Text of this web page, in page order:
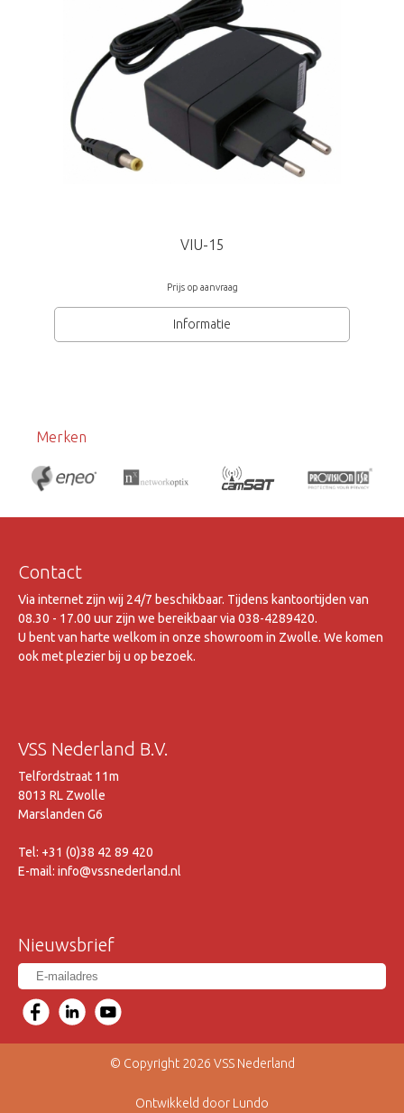
VIU-15
Prijs op aanvraag
Informatie
Merken
Contact
Via internet zijn wij 24/7 beschikbaar. Tijdens kantoortijden van
08.30 - 17.00 uur zijn we bereikbaar via 038-4289420.
U bent van harte welkom in onze showroom in Zwolle. We komen
ook met plezier bij u op bezoek.
VSS Nederland B.V.
Telfordstraat 11m
8013 RL Zwolle
Marslanden G6
Tel: +31 (0)38 42 89 420
E-mail: info@vssnederland.nl
Nieuwsbrief
© Copyright 2026 VSS Nederland
Ontwikkeld door Lundo